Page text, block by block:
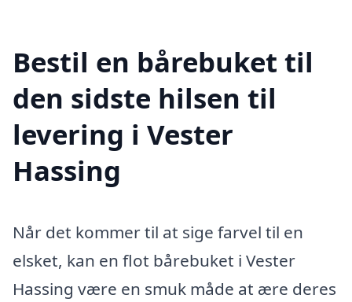
Bestil en bårebuket til
den sidste hilsen til
levering i Vester
Hassing
Når det kommer til at sige farvel til en
elsket, kan en flot bårebuket i Vester
Hassing være en smuk måde at ære deres